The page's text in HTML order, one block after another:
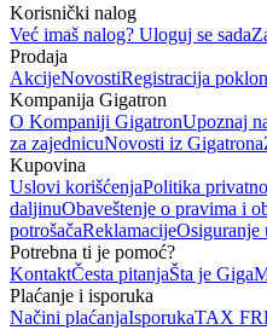
Korisnički nalog
Već imaš nalog? Uloguj se sada
Prodaja
AkcijeNovostiRegistracija
Kompanija Gigatron
O Kompaniji GigatronUpoznaj
za zajednicuNovosti iz Gigatrona
Kupovina
Uslovi korišćenjaPolitika
daljinuObaveštenje o pravima i
potrošačaReklamacijeOsiguranje
Potrebna ti je pomoć?
KontaktČesta pitanjaŠta je
Plaćanje i isporuka
Načini plaćanjaIsporukaTAX